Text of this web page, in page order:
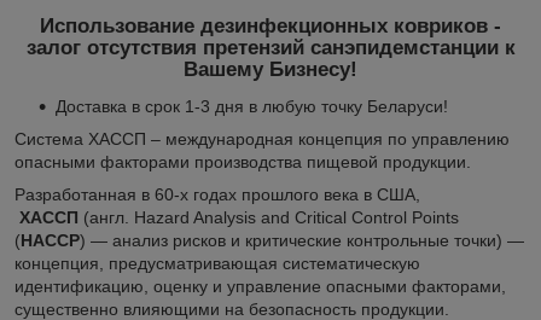
Использование дезинфекционных ковриков -
залог отсутствия претензий санэпидемстанции к
Вашему Бизнесу!
Доставка в срок 1-3 дня в любую точку Беларуси!
Система ХАССП – международная концепция по управлению
опасными факторами производства пищевой продукции.
Разработанная в 60-х годах прошлого века в США,
ХАССП (англ. Hazard Analysis and Critical Control Points
(HACCP) — анализ рисков и критические контрольные точки) —
концепция, предусматривающая систематическую
идентификацию, оценку и управление опасными факторами,
существенно влияющими на безопасность продукции.